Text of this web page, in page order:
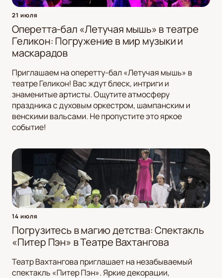
21 июля
Оперетта-бал «Летучая мышь» в театре
Геликон: Погружение в мир музыки и
маскарадов
Приглашаем на оперетту-бал «Летучая мышь» в
театре Геликон! Вас ждут блеск, интриги и
знаменитые артисты. Ощутите атмосферу
праздника с духовым оркестром, шампанским и
венскими вальсами. Не пропустите это яркое
событие!
14 июля
Погрузитесь в магию детства: Спектакль
«Питер Пэн» в Театре Вахтангова
Театр Вахтангова приглашает на незабываемый
спектакль «Питер Пэн». Яркие декорации,